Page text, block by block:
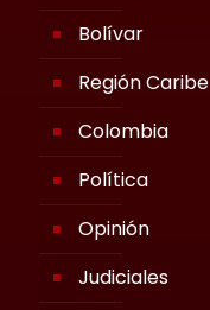
Bolívar
Región Caribe
Colombia
Política
Opinión
Judiciales